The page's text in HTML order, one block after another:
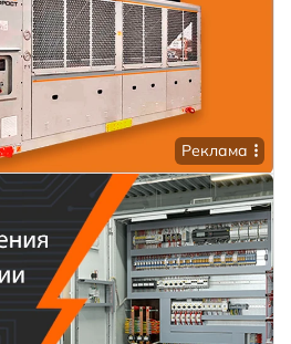
Реклама